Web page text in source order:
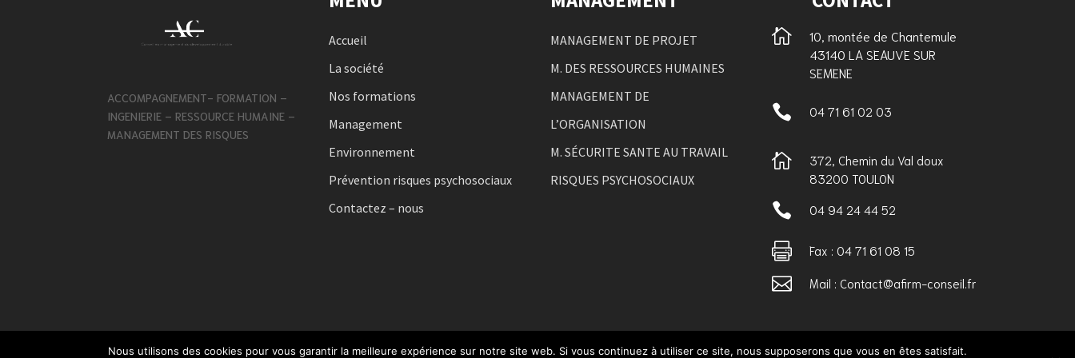
ACCOMPAGNEMENT- FORMATION –
INGENIERIE – RESSOURCE HUMAINE –
MANAGEMENT DES RISQUES
Accueil
La société
Nos formations
Management
Environnement
Prévention risques psychosociaux
Contactez – nous
MANAGEMENT DE PROJET
M. DES RESSOURCES HUMAINES
MANAGEMENT DE
L’ORGANISATION
M. SÉCURITE SANTE AU TRAVAIL
RISQUES PSYCHOSOCIAUX

10, montée de Chantemule
43140 LA SEAUVE SUR
SEMENE
 04 71 61 02 03

372, Chemin du Val doux
83200 TOULON
 04 94 24 44 52
 Fax : 04 71 61 08 15
 Mail : Contact@afirm-conseil.fr
Mentions Légales Politique de Confidentialité Plan du Site Webdesign 842 Concept
Nous utilisons des cookies pour vous garantir la meilleure expérience sur notre site web. Si vous continuez à utiliser ce site, nous supposerons que vous en êtes satisfait.